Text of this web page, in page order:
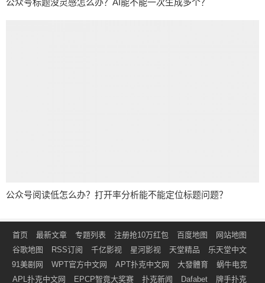
公众号标题没灵感怎么办？AI能不能一次生成多个？
公众号阅读低怎么办？打开率分析能不能定位标题问题？
首页 最新文章 专题列表 注册抢10万红包 百度地图
网站地图
谷歌地图
RSS订阅 千亿影视 星河影视 天堂精品
乐天堂中文
91美剧网
WPT官方中文网 APT扑克中文网 大發體育
蜗牛电竞
APL扑克中文网
EPCP智竟大奖赛 扑克新闻 Dafabet 牌手扑克